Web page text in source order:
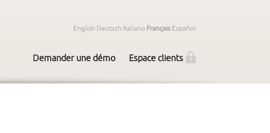
English Deutsch Italiano Français Español
Demander une démo Espace clients